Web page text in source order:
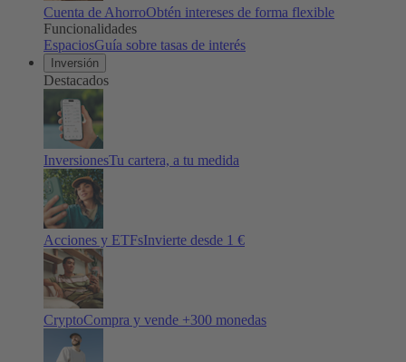
Cuenta de AhorroObtén intereses de forma flexible
Funcionalidades
EspaciosGuía sobre tasas de interés
Inversión
Destacados
InversionesTu cartera, a tu medida
Acciones y ETFsInvierte desde 1 €
CryptoCompra y vende +300 monedas